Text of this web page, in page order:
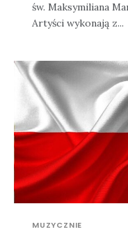
św. Maksymiliana
Artyści wykonają z...
MUZYCZNIE